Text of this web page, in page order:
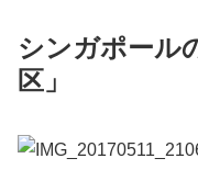
シンガポール
区」